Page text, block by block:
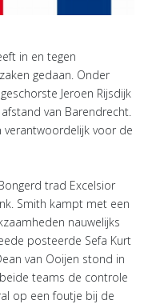
in en tegen
gedaan. Onder
Jeroen Rijsdijk
van Barendrecht.
verantwoordelijk voor de
trad Excelsior
Smith kampt met een
nauwelijks
posteerde Sefa Kurt
van Ooijen stond in
teams de controle
op een foutje bij de